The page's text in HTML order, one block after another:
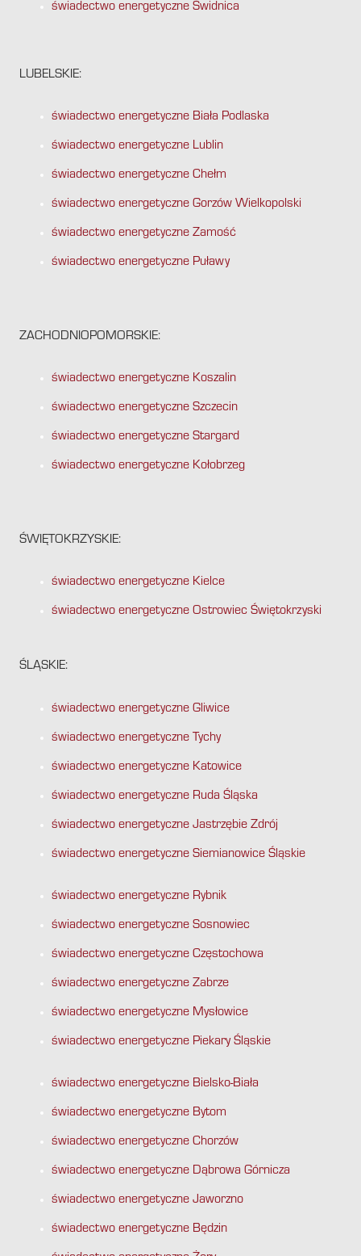
świadectwo energetyczne Świdnica
LUBELSKIE:
świadectwo energetyczne Biała Podlaska
świadectwo energetyczne Lublin
świadectwo energetyczne Chełm
świadectwo energetyczne Gorzów Wielkopolski
świadectwo energetyczne Zamość
świadectwo energetyczne Puławy
ZACHODNIOPOMORSKIE:
świadectwo energetyczne Koszalin
świadectwo energetyczne Szczecin
świadectwo energetyczne Stargard
świadectwo energetyczne Kołobrzeg
ŚWIĘTOKRZYSKIE:
świadectwo energetyczne Kielce
świadectwo energetyczne Ostrowiec Świętokrzyski
ŚLĄSKIE:
świadectwo energetyczne Gliwice
świadectwo energetyczne Tychy
świadectwo energetyczne Katowice
świadectwo energetyczne Ruda Śląska
świadectwo energetyczne Jastrzębie Zdrój
świadectwo energetyczne Siemianowice Śląskie
świadectwo energetyczne Rybnik
świadectwo energetyczne Sosnowiec
świadectwo energetyczne Częstochowa
świadectwo energetyczne Zabrze
świadectwo energetyczne Mysłowice
świadectwo energetyczne Piekary Śląskie
świadectwo energetyczne Bielsko-Biała
świadectwo energetyczne Bytom
świadectwo energetyczne Chorzów
świadectwo energetyczne Dąbrowa Górnicza
świadectwo energetyczne Jaworzno
świadectwo energetyczne Będzin